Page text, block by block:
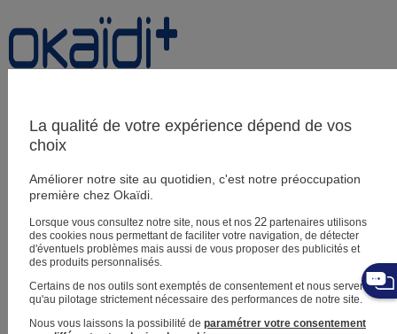
Magasins
Aide et contact
Livraison
Retour
Bébé fille3 mois - 5 ans
La qualité de votre expérience dépend de vos
choix
Améliorer notre site au quotidien, c'est notre préoccupation
première chez Okaïdi.
Lorsque vous consultez notre site, nous et nos 22partenaires utilisons
des cookies nous permettant de faciliter votre navigation, de détecter
d'éventuels problèmes mais aussi de vous proposer des publicités et
des produits personnalisés.
Certains de nos outils sont exemptés de consentement et nous servent
qu'au pilotage strictement nécessaire des performances de notre site.
Nous vous laissons la possibilité de paramétrer votre consentement